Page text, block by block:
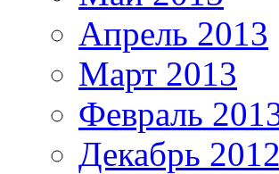
Апрель 2013
Март 2013
Февраль
Декабрь 2012